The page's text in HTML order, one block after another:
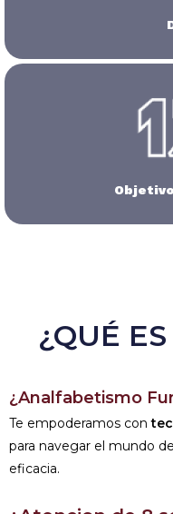
¿QUÉ
¿Analfabetismo
Te empoderamos con
para navegar el mundo
eficacia.